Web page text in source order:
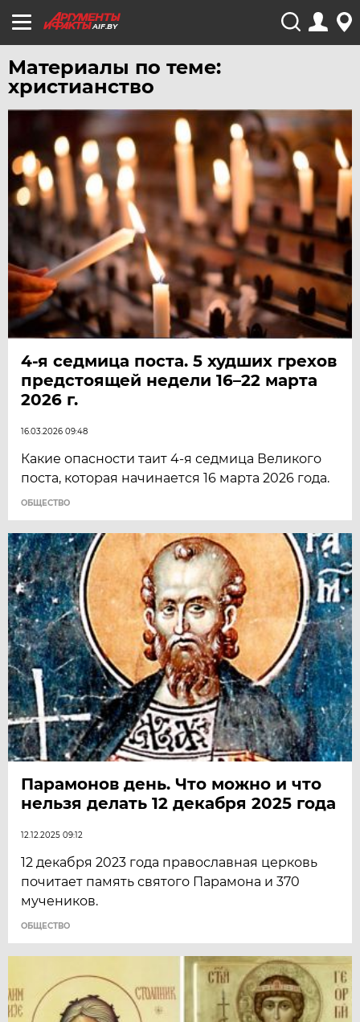
AIF.BY
Материалы по теме:
христианство
4-я седмица поста. 5 худших грехов
предстоящей недели 16–22 марта
2026 г.
16.03.2026 09:48
Какие опасности таит 4-я седмица Великого
поста, которая начинается 16 марта 2026 года.
ОБЩЕСТВО
Парамонов день. Что можно и что
нельзя делать 12 декабря 2025 года
12.12.2025 09:12
12 декабря 2023 года православная церковь
почитает память святого Парамона и 370
мучеников.
ОБЩЕСТВО